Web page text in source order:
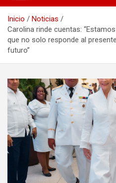
Inicio
Noticias
Carolina rinde cuentas:
que no solo responde al
futuro”